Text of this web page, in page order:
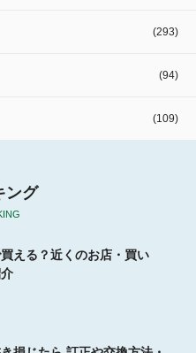
(293)
(94)
(109)
ング
える？近くのお店・買い